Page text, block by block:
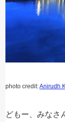
photo credit:Anirudh
どもー、みなさ